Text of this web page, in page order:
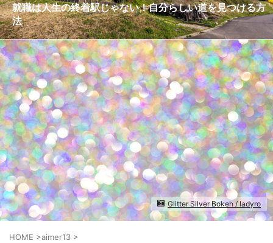
雨の日の恵み：心に降る静かな癒し
就職は人生の終着駅じゃない！自分らしい道を見つける方
法
ヒーリーを買うべきか迷っているあなたへ。実際に使って
みた感想と注意点
エネルギーの法則 〜最近どハマりしていました〜
現実を変える
今、ここにいること
もしかしてだけどHealy（量子波動調整器）のせいなの？
iPad 第10世代買いました
久し振りにHealy（ヒーリー）量子波動調整器について
大谷さんの通訳、水原さんの解雇に思う
Glitter Silver Bokeh / ladyro
HOME >aimer13 >